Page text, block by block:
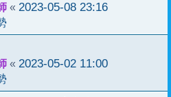
« 2023-05-08 23:16
« 2023-05-02 11:00